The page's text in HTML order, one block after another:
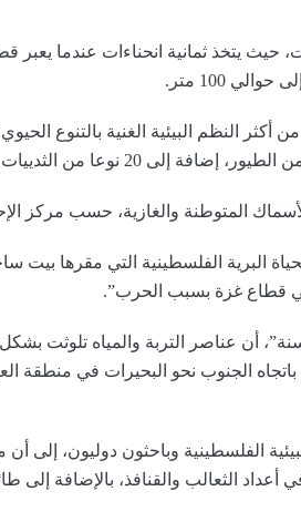
حيث يتخذ ثمانية انحناءات عندما
100 متر.
أكثر النظم البيئية الغنية بالتنوع
البرية الفلسطينية التي مقرها بيت
قطاع غزة بسبب الحرب”.
أن عناصر التربة والمياه تلوثت بشكل
باتجاه الجنوب نحو البحيرات في منطقة
الفلسطينية وباحثون دوليون، إلى أن
الثعالب والقنافذ، بالإضافة إلى